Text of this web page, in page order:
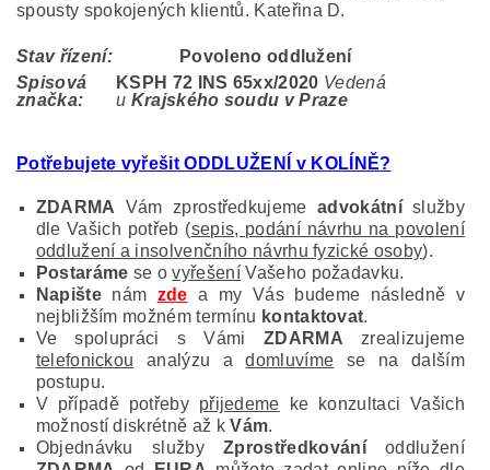
spousty spokojených klientů. Kateřina D.
Stav řízení:
Povoleno oddlužení
Spisová
značka:
KSPH 72 INS 65xx/2020 Vedená
u Krajského soudu v Praze
Potřebujete vyřešit ODDLUŽENÍ v KOLÍNĚ?
ZDARMA Vám zprostředkujeme advokátníslužby
dle Vašich potřeb (sepis, podání návrhu na povolení
oddlužení a insolvenčního návrhu fyzické osoby).
Postaráme se ovyřešeníVašeho požadavku.
Napištenám zde a my Vás budeme následně v
nejbližším možném termínu kontaktovat.
Ve spolupráci s Vámi ZDARMA zrealizujeme
telefonickou analýzu adomluvíme se na dalším
postupu.
V případě potřeby přijedeme ke konzultaci Vašich
možností diskrétně až kVám.
Objednávku služby
Zprostředkováníoddlužení